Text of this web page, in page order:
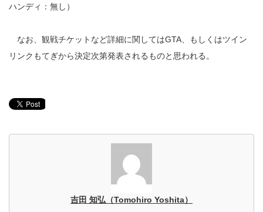
ハンディ：無し）
なお、観戦チケットなど詳細に関してはGTA、もしくはツイン
リンクもてぎから決定次第発表されるものと思われる。
吉田 知弘（Tomohiro Yoshita）